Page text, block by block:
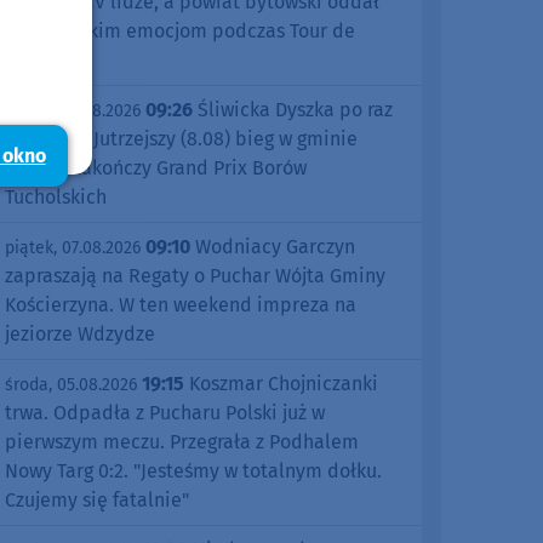
się kolarskim emocjom podczas Tour de
piątek, 07.08.2026 09:26 Śliwicka Dyszka po raz
dziesiąty. Jutrzejszy (8.08) bieg w gminie
Śliwice zakończy Grand Prix Borów
Tucholskich
piątek, 07.08.2026 09:10 Wodniacy Garczyn
zapraszają na Regaty o Puchar Wójta Gminy
Kościerzyna. W ten weekend impreza na
jeziorze Wdzydze
środa, 05.08.2026 19:15 Koszmar Chojniczanki
trwa. Odpadła z Pucharu Polski już w
pierwszym meczu. Przegrała z Podhalem
Nowy Targ 0:2. "Jesteśmy w totalnym dołku.
Czujemy się fatalnie"